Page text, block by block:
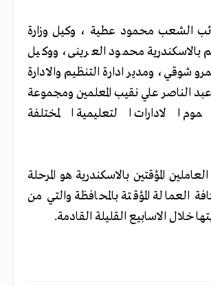
الشعب محمود عطية ، وكيل وزارة
بالاسكندرية محمود العرينى، ووكيل
شوقي، ومدير ادارة التنظيم والادارة
الناصر علي نقيب المعلمين ومجموعة
الادارات التعليمية المختلفة
المؤقتين بالاسكندرية هو المرحلة
العمالة المؤقتة بالمحافظة والتي من
خلال الاسابيع القليلة القادمة.